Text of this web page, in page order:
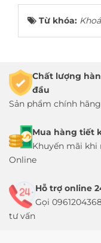
Từ khóa:
Chất lượng
đầu
Sản phẩm chính hãng
Mua hàng tiết
Khuyến mãi khi
Online
Hỗ trợ online
Gọi
tư vấn